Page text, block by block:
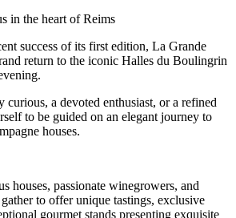
in the heart of Reims
success of its first edition, La Grande
return to the iconic Halles du Boulingrin
curious, a devoted enthusiast, or a refined
to be guided on an elegant journey to
houses.
houses, passionate winegrowers, and
to offer unique tastings, exclusive
gourmet stands presenting exquisite